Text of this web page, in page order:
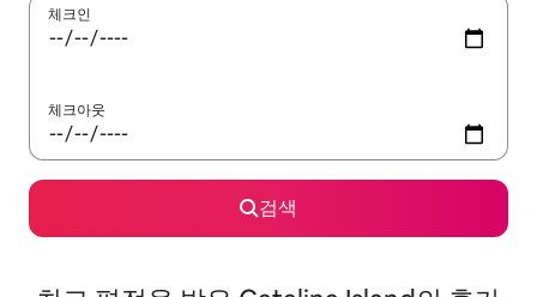
체크인
체크아웃
검색